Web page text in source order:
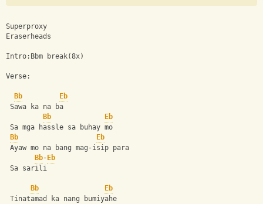
Superproxy
Eraserheads
Intro:Bbm break(8x)
Verse:
Bb
Eb
Sawa ka na ba
Bb
Eb
Sa mga hassle sa buhay mo
Bb
Eb
Ayaw mo na bang mag-isip para
Bb- Eb
Sa sarili
Bb
Eb
Tinatamad ka nang bumiyahe